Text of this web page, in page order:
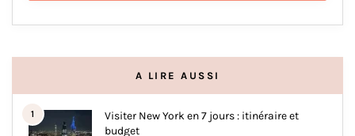
A LIRE AUSSI
1
Visiter New York en 7 jours : itinéraire et
budget